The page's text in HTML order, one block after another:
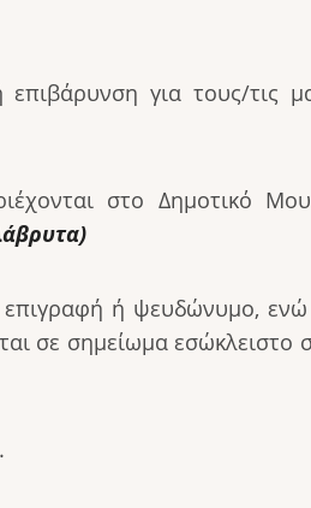
για τους/τις
στο Δημοτικό
επιγραφή ή ψευδώνυμο,
σε σημείωμα εσώκλειστο